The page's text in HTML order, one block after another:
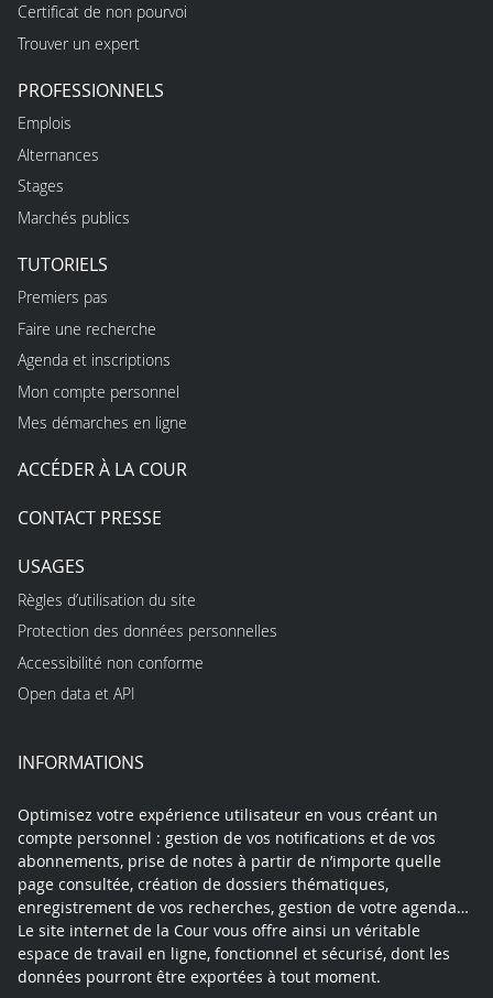
Certificat de non pourvoi
Trouver un expert
PROFESSIONNELS
Emplois
Alternances
Stages
Marchés publics
TUTORIELS
Premiers pas
Faire une recherche
Agenda et inscriptions
Mon compte personnel
Mes démarches en ligne
ACCÉDER À LA COUR
CONTACT PRESSE
USAGES
Règles d’utilisation du site
Protection des données personnelles
Accessibilité non conforme
Open data et API
INFORMATIONS
Optimisez votre expérience utilisateur en vous créant un
compte personnel : gestion de vos notifications et de vos
abonnements, prise de notes à partir de n’importe quelle
page consultée, création de dossiers thématiques,
enregistrement de vos recherches, gestion de votre agenda…
Le site internet de la Cour vous offre ainsi un véritable
espace de travail en ligne, fonctionnel et sécurisé, dont les
données pourront être exportées à tout moment.